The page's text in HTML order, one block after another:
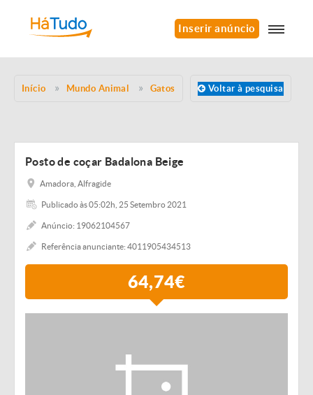
Inserir anúncio
Início Mundo Animal Gatos Voltar à pesquisa
Posto de coçar Badalona Beige
Amadora, Alfragide
Publicado às 05:02h, 25 Setembro 2021
Anúncio: 19062104567
Referência anunciante: 4011905434513
64,74€